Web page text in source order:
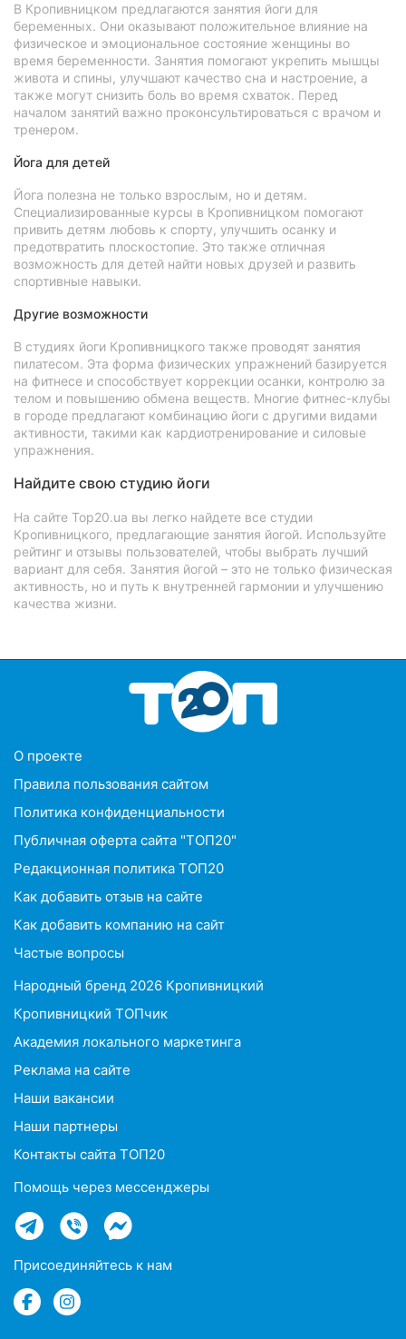
В Кропивницком предлагаются занятия йоги для
беременных. Они оказывают положительное влияние на
физическое и эмоциональное состояние женщины во
время беременности. Занятия помогают укрепить мышцы
живота и спины, улучшают качество сна и настроение, а
также могут снизить боль во время схваток. Перед
началом занятий важно проконсультироваться с врачом и
тренером.
Йога для детей
Йога полезна не только взрослым, но и детям.
Специализированные курсы в Кропивницком помогают
привить детям любовь к спорту, улучшить осанку и
предотвратить плоскостопие. Это также отличная
возможность для детей найти новых друзей и развить
спортивные навыки.
Другие возможности
В студиях йоги Кропивницкого также проводят занятия
пилатесом. Эта форма физических упражнений базируется
на фитнесе и способствует коррекции осанки, контролю за
телом и повышению обмена веществ. Многие фитнес-клубы
в городе предлагают комбинацию йоги с другими видами
активности, такими как кардиотренирование и силовые
упражнения.
Найдите свою студию йоги
На сайте Top20.ua вы легко найдете все студии
Кропивницкого, предлагающие занятия йогой. Используйте
рейтинг и отзывы пользователей, чтобы выбрать лучший
вариант для себя. Занятия йогой – это не только физическая
активность, но и путь к внутренней гармонии и улучшению
качества жизни.
O проекте
Правила пользования сайтом
Политика конфиденциальности
Публичная оферта сайта "ТОП20"
Редакционная политика ТОП20
Как добавить отзыв на сайте
Как добавить компанию на сайт
Частые вопросы
Народный бренд 2026 Кропивницкий
Кропивницкий ТОПчик
Академия локального маркетинга
Реклама на сайте
Наши вакансии
Наши партнеры
Контакты сайта ТОП20
Помощь через мессенджеры
Присоединяйтесь к нам